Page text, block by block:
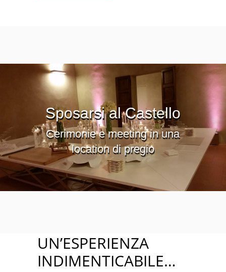
Sposarsi al Castello
Cerimonie e meeting in una
location di pregio
UN’ESPERIENZA
INDIMENTICABILE…